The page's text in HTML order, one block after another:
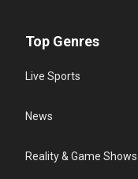
Top Genres
Live Sports
News
Reality & Game Shows